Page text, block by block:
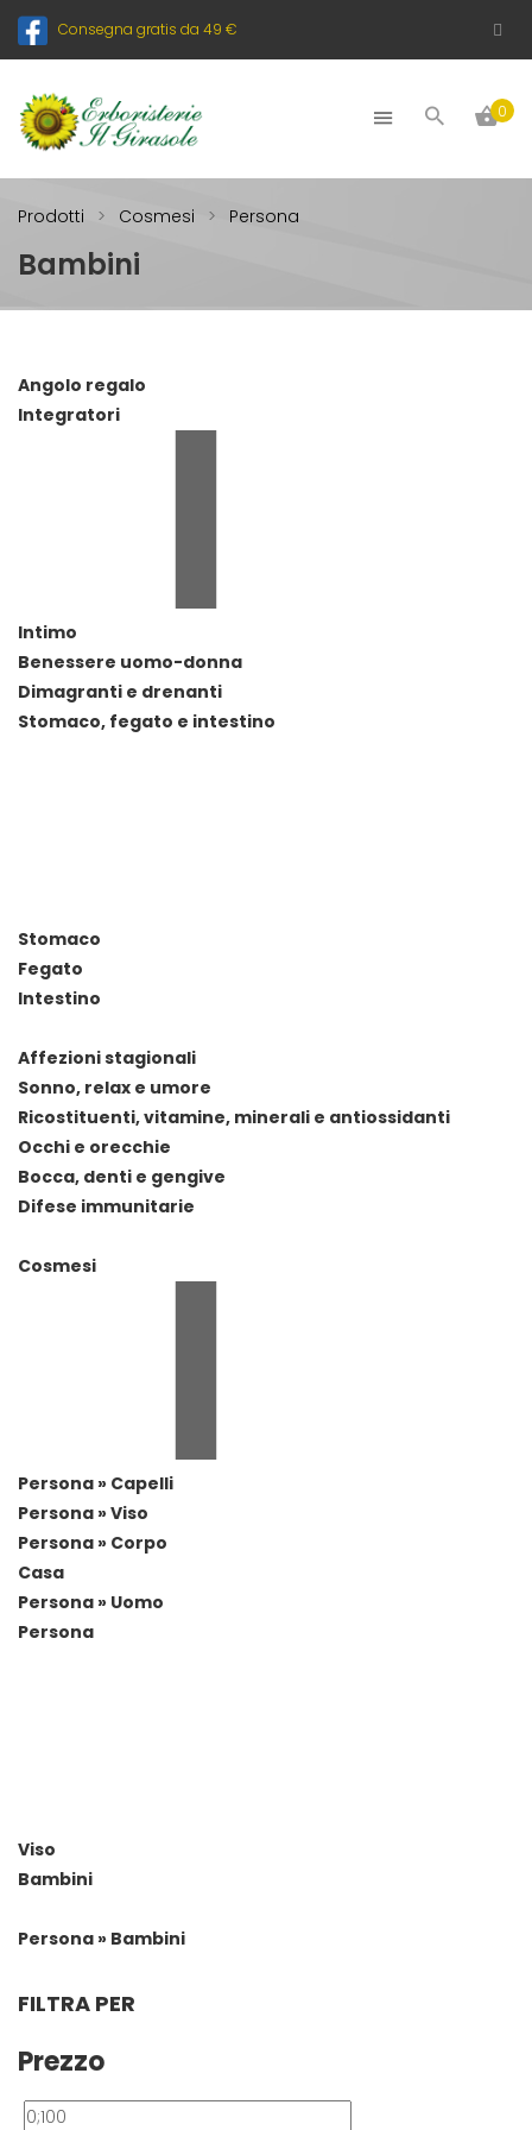
Consegna gratis da 49 €
0
Prodotti Cosmesi Persona
Bambini
Angolo regalo
Integratori
Intimo
Benessere uomo-donna
Dimagranti e drenanti
Stomaco, fegato e intestino
Stomaco
Fegato
Intestino
Affezioni stagionali
Sonno, relax e umore
Ricostituenti, vitamine, minerali e antiossidanti
Occhi e orecchie
Bocca, denti e gengive
Difese immunitarie
Cosmesi
Persona » Capelli
Persona » Viso
Persona » Corpo
Casa
Persona » Uomo
Persona
Viso
Bambini
Persona » Bambini
FILTRA PER
Prezzo